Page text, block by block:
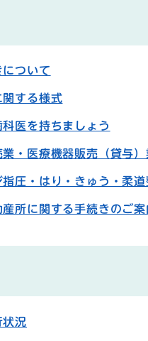
ついて
関する様式
医を持ちましょう
業・医療機器販売（貸与
指圧・はり・きゅう・柔
所に関する手続きのご案
状況